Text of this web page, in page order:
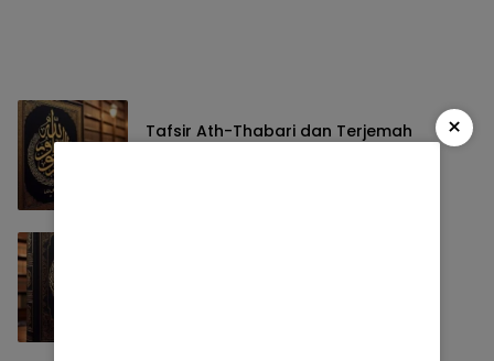
Tafsir Ath-Thabari dan Terjemah ×